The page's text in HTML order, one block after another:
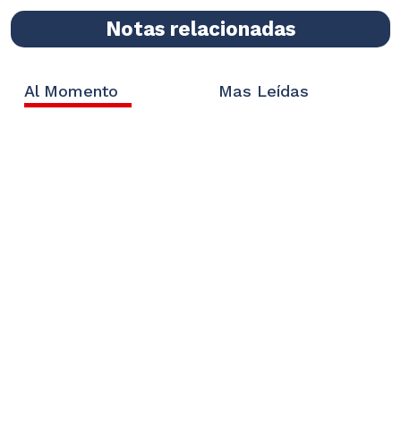
Notas relacionadas
Al Momento Mas Leídas